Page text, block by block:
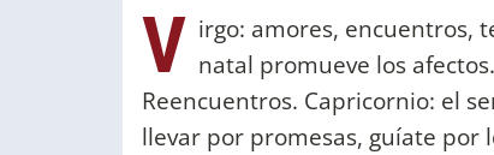
V irgo: amores, encuentros,
natal promueve los
Reencuentros. Capricornio: el
llevar por promesas, guíate por